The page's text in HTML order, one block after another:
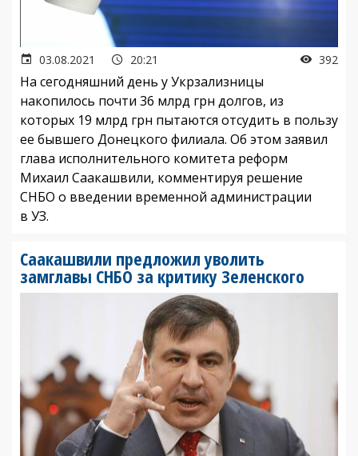
03.08.2021 20:21 392
На сегодняшний день у Укрзализницы
накопилось почти 36 млрд грн долгов, из
которых 19 млрд грн пытаются отсудить в пользу
ее бывшего Донецкого филиала. Об этом заявил
глава исполнительного комитета реформ
Михаил Саакашвили, комментируя решение
СНБО о введении временной администрации
в УЗ.
Саакашвили предложил уволить
замглавы СНБО за критику Зеленского